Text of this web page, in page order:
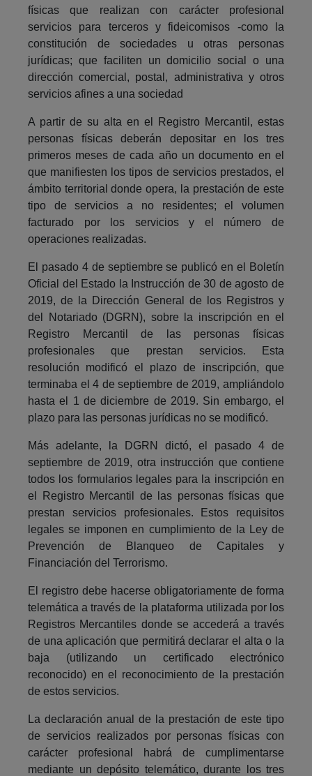
físicas que realizan con carácter profesional
servicios para terceros y fideicomisos -como la
constitución de sociedades u otras personas
jurídicas; que faciliten un domicilio social o una
dirección comercial, postal, administrativa y otros
servicios afines a una sociedad
A partir de su alta en el Registro Mercantil, estas
personas físicas deberán depositar en los tres
primeros meses de cada año un documento en el
que manifiesten los tipos de servicios prestados, el
ámbito territorial donde opera, la prestación de este
tipo de servicios a no residentes; el volumen
facturado por los servicios y el número de
operaciones realizadas.
El pasado 4 de septiembre se publicó en el Boletín
Oficial del Estado la Instrucción de 30 de agosto de
2019, de la Dirección General de los Registros y
del Notariado (DGRN), sobre la inscripción en el
Registro Mercantil de las personas físicas
profesionales que prestan servicios. Esta
resolución modificó el plazo de inscripción, que
terminaba el 4 de septiembre de 2019, ampliándolo
hasta el 1 de diciembre de 2019. Sin embargo, el
plazo para las personas jurídicas no se modificó.
Más adelante, la DGRN dictó, el pasado 4 de
septiembre de 2019, otra instrucción que contiene
todos los formularios legales para la inscripción en
el Registro Mercantil de las personas físicas que
prestan servicios profesionales. Estos requisitos
legales se imponen en cumplimiento de la Ley de
Prevención de Blanqueo de Capitales y
Financiación del Terrorismo.
El registro debe hacerse obligatoriamente de forma
telemática a través de la plataforma utilizada por los
Registros Mercantiles donde se accederá a través
de una aplicación que permitirá declarar el alta o la
baja (utilizando un certificado electrónico
reconocido) en el reconocimiento de la prestación
de estos servicios.
La declaración anual de la prestación de este tipo
de servicios realizados por personas físicas con
carácter profesional habrá de cumplimentarse
mediante un depósito telemático, durante los tres